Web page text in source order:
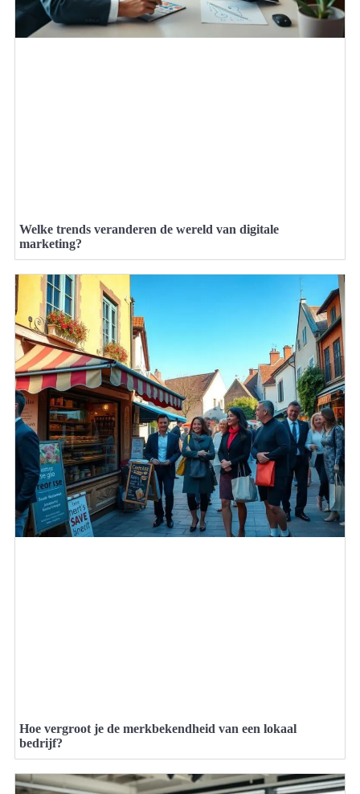
Welke trends veranderen de wereld van digitale
marketing?
Hoe vergroot je de merkbekendheid van een lokaal
bedrijf?